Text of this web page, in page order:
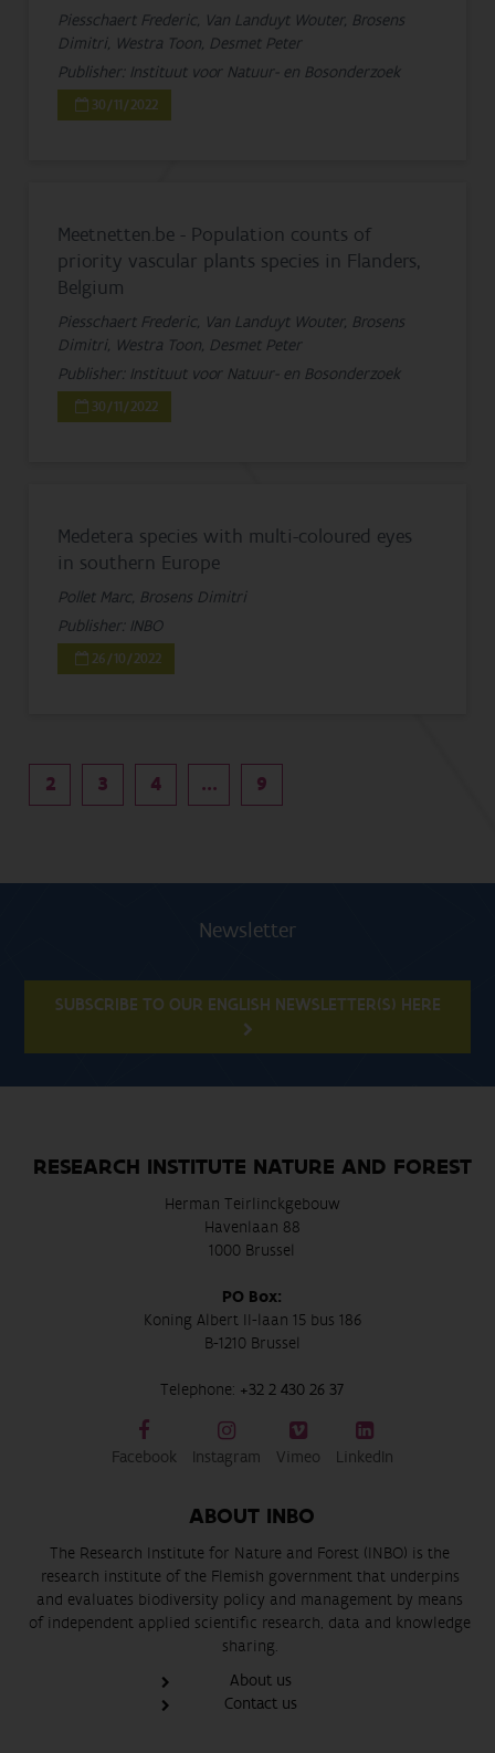
Piesschaert Frederic, Van Landuyt Wouter, Brosens
Dimitri, Westra Toon, Desmet Peter
Publisher: Instituut voor Natuur- en Bosonderzoek
30/11/2022
Meetnetten.be - Population counts of
priority vascular plants species in Flanders,
Belgium
Piesschaert Frederic, Van Landuyt Wouter, Brosens
Dimitri, Westra Toon, Desmet Peter
Publisher: Instituut voor Natuur- en Bosonderzoek
30/11/2022
Medetera species with multi-coloured eyes
in southern Europe
Pollet Marc, Brosens Dimitri
Publisher: INBO
26/10/2022
2 3 4 ... 9
Newsletter
SUBSCRIBE TO OUR ENGLISH NEWSLETTER(S) HERE
RESEARCH INSTITUTE NATURE AND FOREST
Herman Teirlinckgebouw
Havenlaan 88
1000 Brussel
PO Box:
Koning Albert II-laan 15 bus 186
B-1210 Brussel
Telephone: +32 2 430 26 37
Facebook Instagram Vimeo LinkedIn
ABOUT INBO
The Research Institute for Nature and Forest (INBO) is the
research institute of the Flemish government that underpins
and evaluates biodiversity policy and management by means
of independent applied scientific research, data and knowledge
sharing.
About us
Contact us